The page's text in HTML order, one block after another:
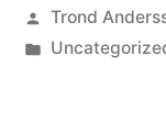
Posted
by
Trond
Posted